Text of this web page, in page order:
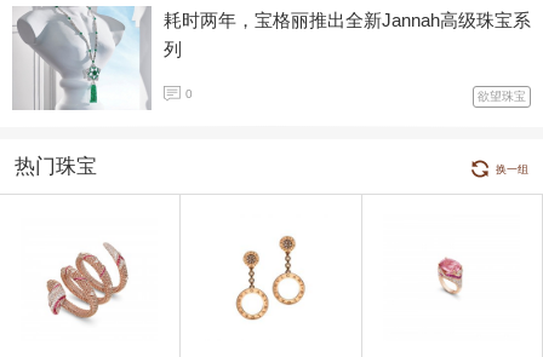
耗时两年，宝格丽推出全新Jannah高级珠宝系
列
0 欲望珠宝
热门珠宝 换一组